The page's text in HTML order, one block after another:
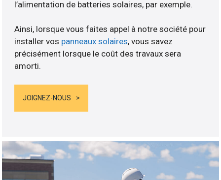
l’alimentation de batteries solaires, par exemple.
Ainsi, lorsque vous faites appel à notre société pour
installer vos panneaux solaires, vous savez
précisément lorsque le coût des travaux sera
amorti.
JOIGNEZ-NOUS